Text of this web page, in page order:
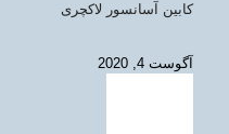
کابین آسانسور لاکچری
آگوست 4, 2020